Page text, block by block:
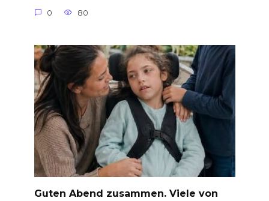
0 80
Guten Abend zusammen. Viele von